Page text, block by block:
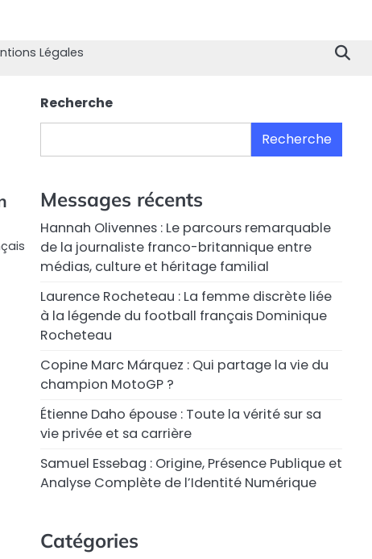
Légales
Recherche
Recherche
Messages récents
Hannah Olivennes : Le parcours remarquable
de la journaliste franco-britannique entre
médias, culture et héritage familial
Laurence Rocheteau : La femme discrète liée
à la légende du football français Dominique
Rocheteau
Copine Marc Márquez : Qui partage la vie du
champion MotoGP ?
Étienne Daho épouse : Toute la vérité sur sa
vie privée et sa carrière
Samuel Essebag : Origine, Présence Publique et
Analyse Complète de l’Identité Numérique
Catégories